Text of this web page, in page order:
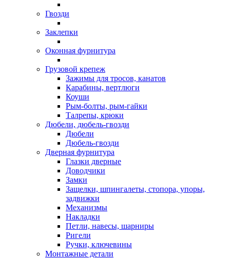
Гвозди
Заклепки
Оконная фурнитура
Грузовой крепеж
Зажимы для тросов, канатов
Карабины, вертлюги
Коуши
Рым-болты, рым-гайки
Талрепы, крюки
Дюбели, дюбель-гвозди
Дюбели
Дюбель-гвозди
Дверная фурнитура
Глазки дверные
Доводчики
Замки
Защелки, шпингалеты, стопора, упоры,
задвижки
Механизмы
Накладки
Петли, навесы, шарниры
Ригели
Ручки, ключевины
Монтажные детали